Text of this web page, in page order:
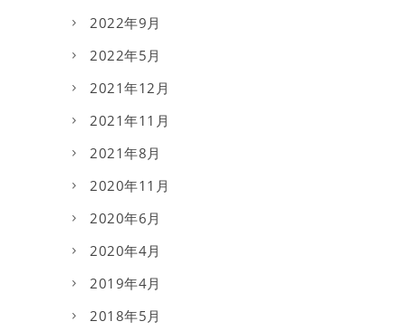
2022年9月
2022年5月
2021年12月
2021年11月
2021年8月
2020年11月
2020年6月
2020年4月
2019年4月
2018年5月